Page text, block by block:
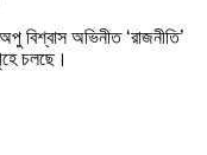
বিশ্বাস অভিনীত ‘রাজনীতি’
চলছে।